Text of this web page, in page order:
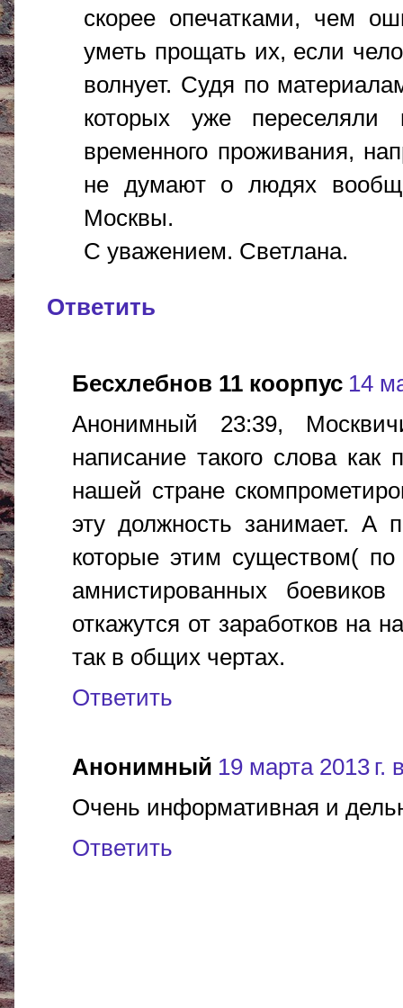
скорее опечатками, чем
уметь прощать их, если
волнует. Судя по
которых уже
временного проживания,
не думают о людях
Москвы.
С уважением. Светлана.
Ответить
Бесхлебнов 11 коорпус 14
Анонимный 23:39,
написание такого слова
нашей стране
эту должность занимает. А
которые этим существом(
амнистированных
откажутся от заработков на
так в общих чертах.
Ответить
Анонимный 19 марта 2013 г.
Очень информативная и
Ответить